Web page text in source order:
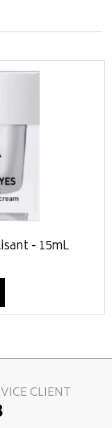
- 15mL
CLIENT